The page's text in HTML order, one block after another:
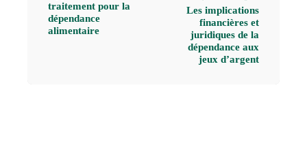
traitement pour la
dépendance
alimentaire
Les implications
financières et
juridiques de la
dépendance aux
jeux d’argent